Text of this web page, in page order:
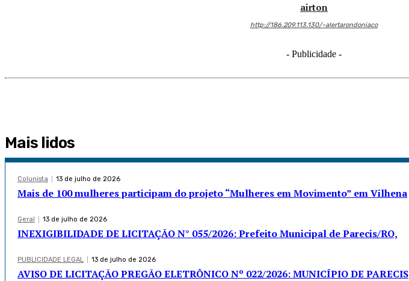
airton
http://186.209.113.130/~alertarondoniaco
- Publicidade -
Mais lidos
Colunista 13 de julho de 2026
Mais de 100 mulheres participam do projeto “Mulheres em Movimento” em Vilhena
Geral 13 de julho de 2026
INEXIGIBILIDADE DE LICITAÇÃO N° 055/2026: Prefeito Municipal de Parecis/RO,
PUBLICIDADE LEGAL 13 de julho de 2026
AVISO DE LICITAÇÃO PREGÃO ELETRÔNICO Nº 022/2026: MUNICÍPIO DE PARECIS